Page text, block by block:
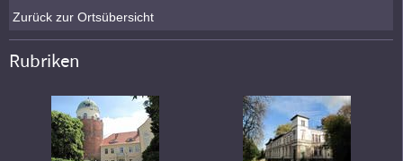
Zurück zur Ortsübersicht
Rubriken